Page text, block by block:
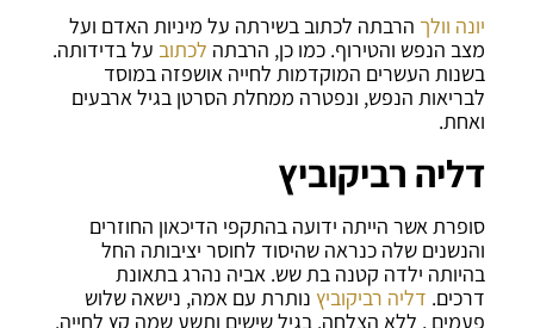
יונה וולך הרבתה לכתוב בשירתה על מיניות האדם ועל
מצב הנפש והטירוף. כמו כן, הרבתה לכתוב על בדידותה.
בשנות העשרים המוקדמות לחייה אושפזה במוסד
לבריאות הנפש, ונפטרה ממחלת הסרטן בגיל ארבעים
ואחת.
דליה רביקוביץ
סופרת אשר הייתה ידועה בהתקפי הדיכאון החוזרים
והנשנים שלה כנראה שהיסוד לחוסר יציבותה החל
בהיותה ילדה קטנה בת שש. אביה נהרג בתאונת
דרכים. דליה רביקוביץ נותרת עם אמה, נישאה שלוש
פעמים , ללא הצלחה. בגיל שישים ותשע שמה קץ לחייה.